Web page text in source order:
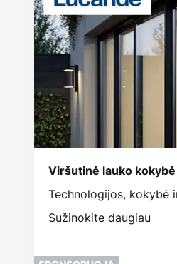
Viršutinė lauko kokybė
Technologijos, kokybė
Sužinokite daugiau